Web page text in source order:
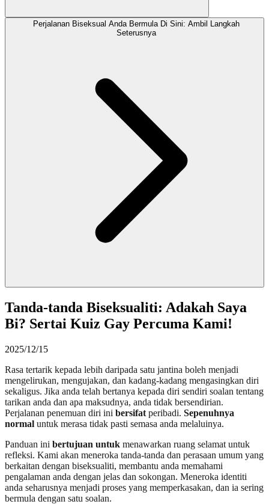
Perjalanan Biseksual Anda Bermula Di Sini: Ambil Langkah
Seterusnya
Tanda-tanda Biseksualiti: Adakah Saya
Bi? Sertai Kuiz Gay Percuma Kami!
2025/12/15
Rasa tertarik kepada lebih daripada satu jantina boleh menjadi
mengelirukan, mengujakan, dan kadang-kadang mengasingkan diri
sekaligus. Jika anda telah bertanya kepada diri sendiri soalan tentang
tarikan anda dan apa maksudnya, anda tidak bersendirian.
Perjalanan penemuan diri ini bersifat peribadi. Sepenuhnya
normal untuk merasa tidak pasti semasa anda melaluinya.
Panduan ini bertujuan untuk menawarkan ruang selamat untuk
refleksi. Kami akan meneroka tanda-tanda dan perasaan umum yang
berkaitan dengan biseksualiti, membantu anda memahami
pengalaman anda dengan jelas dan sokongan. Meneroka identiti
anda seharusnya menjadi proses yang memperkasakan, dan ia sering
bermula dengan satu soalan.